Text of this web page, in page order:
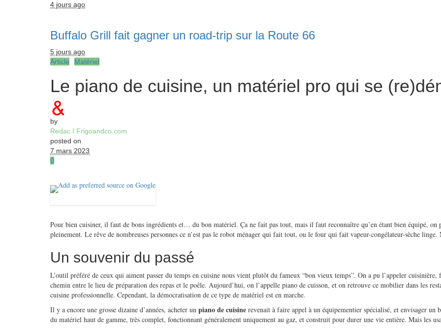
4 jours ago
Buffalo Grill fait gagner un road-trip sur la Route 66
5 jours ago
Article
Matériel
Le piano de cuisine, un matériel pro qui se
by
Redac I Frigoandco.com
posted on
7 mars 2023
0
Pour bien cuisiner, il faut de bons ingrédients et… du bon matériel. Ça ne fait pas tout, mais il faut reconnaître qu’en étant bien équipé, on
pleinement. Le rêve de nombreuses personnes ce n’est pas le robot ménager qui fait tout, ou le four qui fait vapeur-congélateur-sèche
Un souvenir du passé
L’outil préféré de ceux qui aiment passer du temps en cuisine nous vient plutôt du fameux “bon vieux temps”. On a pu l’appeler
chemin entre le lieu de préparation des repas et le poêle. Aujourd’hui, on l’appelle piano de cuisson, et on retrouve ce mobilier dans les
cuisine professionnelle. Cependant, la démocratisation de ce type de matériel est en marche.
Il y a encore une grosse dizaine d’années, acheter un piano de cuisine revenait à faire appel à un équipementier spécialisé, et envisager
du matériel haut de gamme, très complet, fonctionnant généralement uniquement au gaz, et construit pour durer une vie entière. Mais les